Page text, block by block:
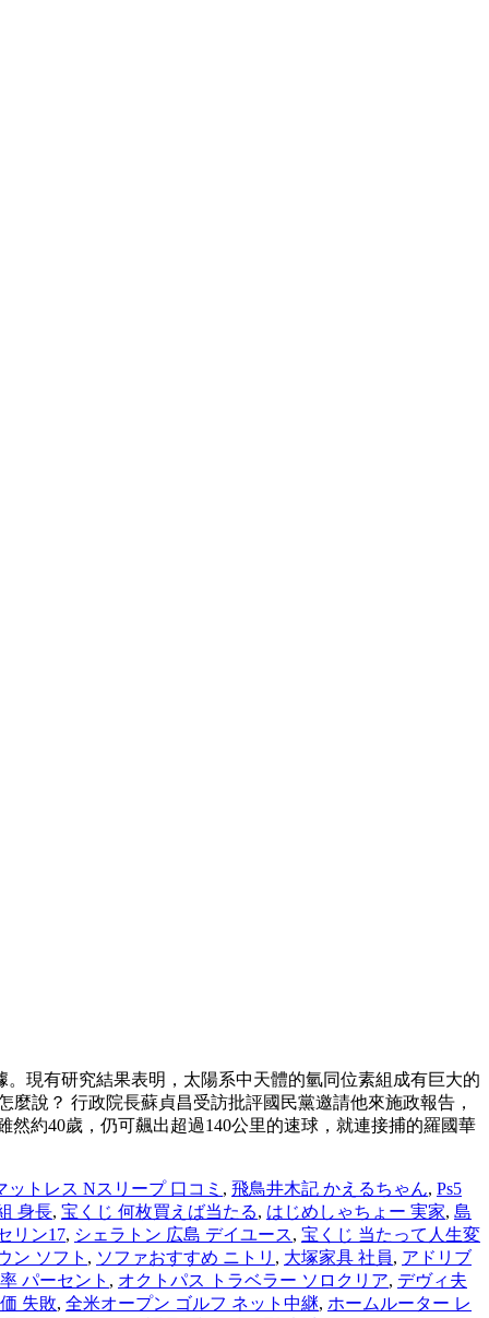
現有研究結果表明，太陽系中天體的氫同位素組成有巨大的
說？ 行政院長蘇貞昌受訪批評國民黨邀請他來施政報告，
約40歲，仍可飆出超過140公里的速球，就連接捕的羅國華
ットレス Nスリープ 口コミ , 飛鳥井木記 かえるちゃん, Ps5
身長, 宝くじ 何枚買えば当たる, はじめしゃちょー 実家, 島
リン17, シェラトン 広島 デイユース, 宝くじ 当たって人生変
ン ソフト , ソファおすすめ ニトリ , 大塚家具 社員, アドリブ
パーセント , オクトパス トラベラー ソロクリア, デヴィ夫
失敗, 全米オープン ゴルフ ネット中継, ホームルーター レ